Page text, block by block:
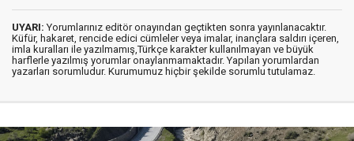
UYARI: Yorumlarınız editör onayından geçtikten sonra yayınlanacaktır.
Küfür, hakaret, rencide edici cümleler veya imalar, inançlara saldırı içeren,
imla kuralları ile yazılmamış,Türkçe karakter kullanılmayan ve büyük
harflerle yazılmış yorumlar onaylanmamaktadır. Yapılan yorumlardan
yazarları sorumludur. Kurumumuz hiçbir şekilde sorumlu tutulamaz.